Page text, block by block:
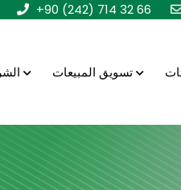
+90 (242) 714 32 66